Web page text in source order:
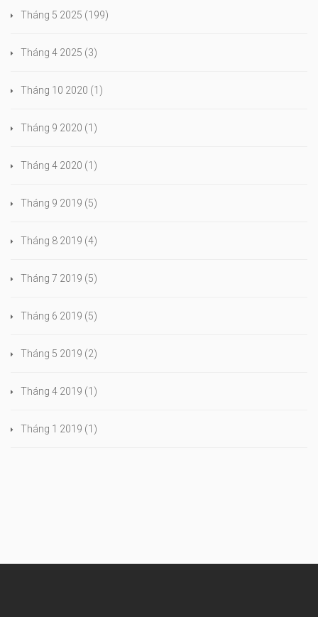
Tháng 5 2025 (199)
Tháng 4 2025 (3)
Tháng 10 2020 (1)
Tháng 9 2020 (1)
Tháng 4 2020 (1)
Tháng 9 2019 (5)
Tháng 8 2019 (4)
Tháng 7 2019 (5)
Tháng 6 2019 (5)
Tháng 5 2019 (2)
Tháng 4 2019 (1)
Tháng 1 2019 (1)